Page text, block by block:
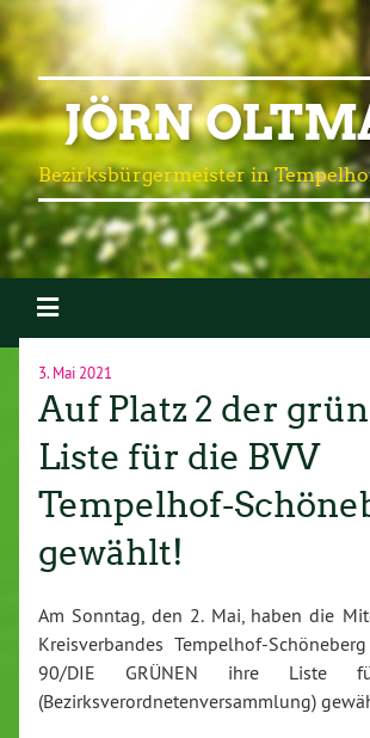
JÖRN
Bezirksbürgermeister in
3. Mai 2021
Auf Platz 2 der
Liste für die BVV
Tempelhof-
gewählt!
Am Sonntag, den 2. Mai, haben die
Kreisverbandes Tempelhof-
90/DIE GRÜNEN ihre Liste
(Bezirksverordnetenversammlung)